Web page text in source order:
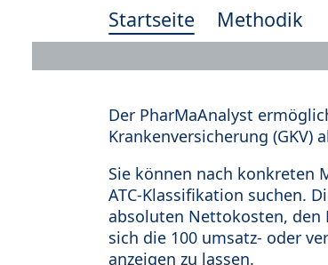
Startseite Methodik
Der PharMaAnalyst
Krankenversicherung (GKV)
Sie können nach konkreten
ATC-Klassifikation suchen.
absoluten Nettokosten, den
sich die 100 umsatz- oder
anzeigen zu lassen.